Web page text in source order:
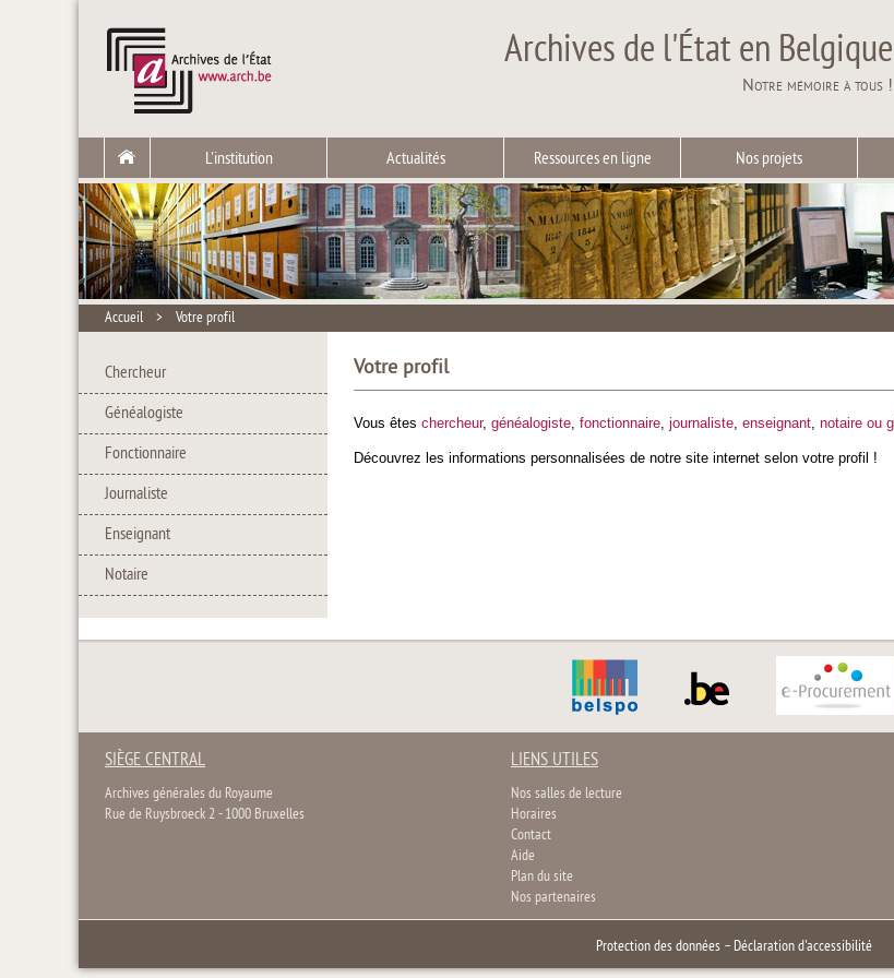
Archives de l'État en Belgique
Notre mémoire à tous !
L'institution Actualités Ressources en ligne Nos projets
Accueil > Votre profil
Chercheur
Généalogiste
Fonctionnaire
Journaliste
Enseignant
Notaire
Votre profil
Vous êtes chercheur, généalogiste, fonctionnaire, journaliste, enseignant, notaire ou
Découvrez les informations personnalisées de notre site internet selon votre profil !
SIÈGE CENTRAL
Archives générales du Royaume
Rue de Ruysbroeck 2 - 1000 Bruxelles
LIENS UTILES
Nos salles de lecture
Horaires
Contact
Aide
Plan du site
Nos partenaires
Protection des données– Déclaration d'accessibilité